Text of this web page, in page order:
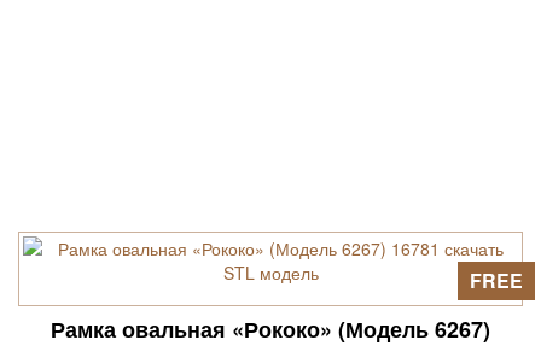
Рамка овальная «Рококо» (Модель 6267)
FREE